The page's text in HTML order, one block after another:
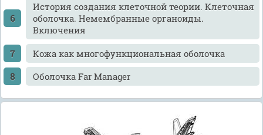
История создания клеточной теории. Клеточная
оболочка. Немембранные органоиды.
Включения
Кожа как многофункциональная оболочка
Оболочка Far Manager